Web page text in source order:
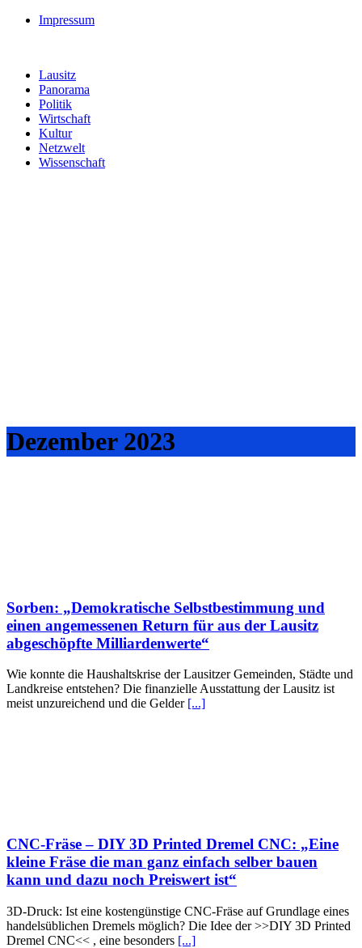
Impressum
Lausitz
Panorama
Politik
Wirtschaft
Kultur
Netzwelt
Wissenschaft
Dezember 2023
Sorben: „Demokratische Selbstbestimmung und
einen angemessenen Return für aus der Lausitz
abgeschöpfte Milliardenwerte“
Wie konnte die Haushaltskrise der Lausitzer Gemeinden, Städte und
Landkreise entstehen? Die finanzielle Ausstattung der Lausitz ist
meist unzureichend und die Gelder [...]
CNC-Fräse – DIY 3D Printed Dremel CNC: „Eine
kleine Fräse die man ganz einfach selber bauen
kann und dazu noch Preiswert ist“
3D-Druck: Ist eine kostengünstige CNC-Fräse auf Grundlage eines
handelsüblichen Dremels möglich? Die Idee der >>DIY 3D Printed
Dremel CNC<< , eine besonders [...]